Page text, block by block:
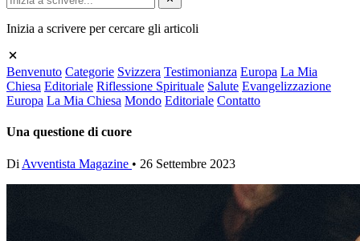
Inizia a scrivere per cercare gli articoli
Benvenuto Categorie Svizzera Testimonianza Europa La Mia
Chiesa Editoriale Riflessione Spirituale Salute Evangelizzazione
Europa La Mia Chiesa Mondo Editoriale Contatto
Una questione di cuore
Di Avventista Magazine • 26 Settembre 2023